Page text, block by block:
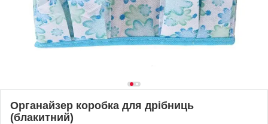
Органайзер коробка для дрібниць
(блакитний)